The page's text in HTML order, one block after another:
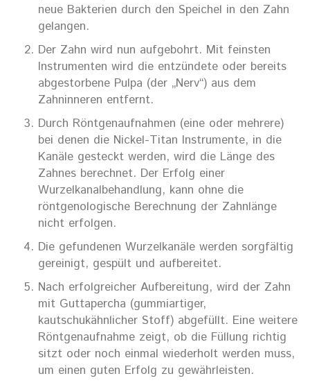
neue Bakterien durch den Speichel in den Zahn
gelangen.
Der Zahn wird nun aufgebohrt. Mit feinsten
Instrumenten wird die entzündete oder bereits
abgestorbene Pulpa (der „Nerv“) aus dem
Zahninneren entfernt.
Durch Röntgenaufnahmen (eine oder mehrere)
bei denen die Nickel-Titan Instrumente, in die
Kanäle gesteckt werden, wird die Länge des
Zahnes berechnet. Der Erfolg einer
Wurzelkanalbehandlung, kann ohne die
röntgenologische Berechnung der Zahnlänge
nicht erfolgen.
Die gefundenen Wurzelkanäle werden sorgfältig
gereinigt, gespült und aufbereitet.
Nach erfolgreicher Aufbereitung, wird der Zahn
mit Guttapercha (gummiartiger,
kautschukähnlicher Stoff) abgefüllt. Eine weitere
Röntgenaufnahme zeigt, ob die Füllung richtig
sitzt oder noch einmal wiederholt werden muss,
um einen guten Erfolg zu gewährleisten.